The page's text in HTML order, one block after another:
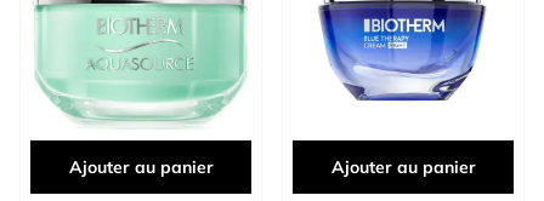
Ajouter au panier Ajouter au panier